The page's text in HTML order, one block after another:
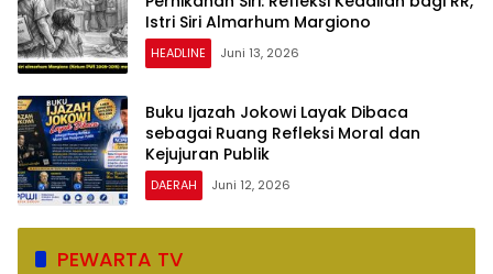
Istri Siri Almarhum Margiono
HEADLINE Juni 13, 2026
Buku Ijazah Jokowi Layak Dibaca
sebagai Ruang Refleksi Moral dan
Kejujuran Publik
DAERAH Juni 12, 2026
PEWARTA TV